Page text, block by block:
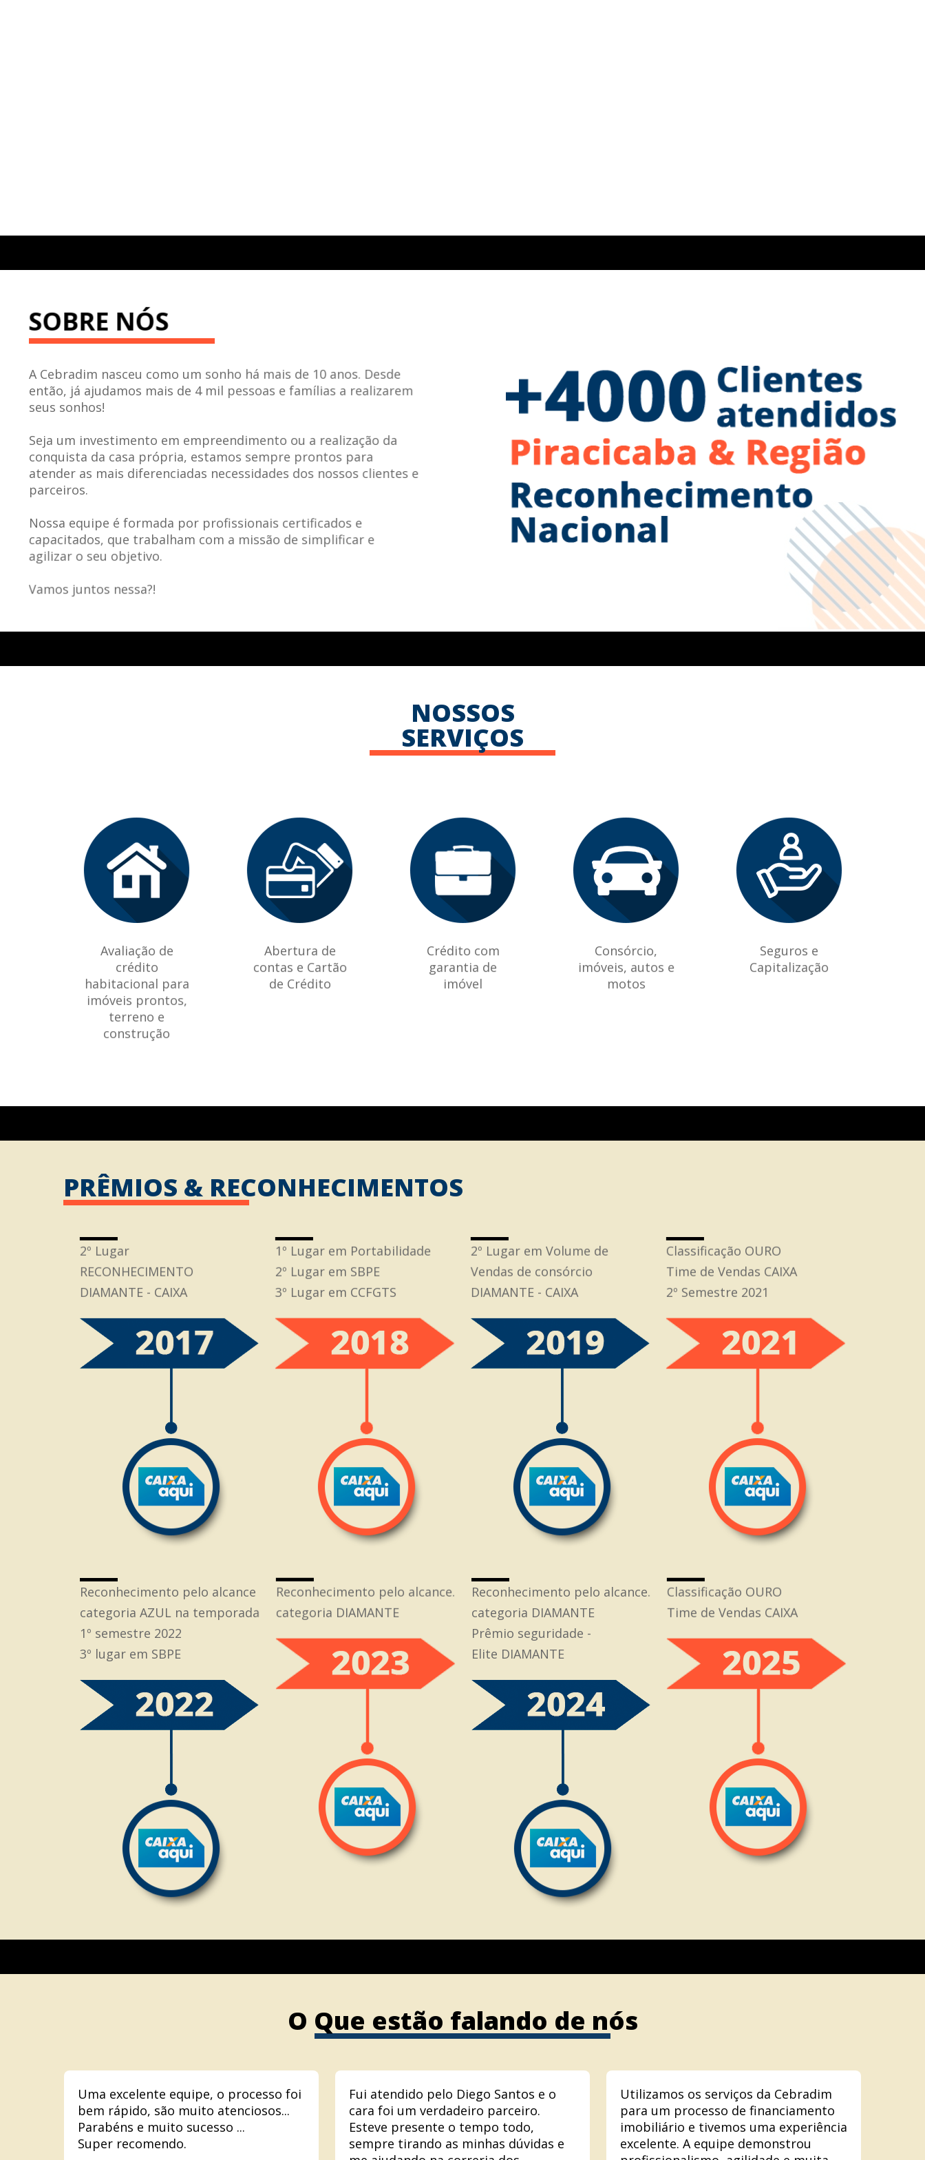
SOBRE NÓS
A Cebradim nasceu como um sonho há mais de 10 anos. Desde
então, já ajudamos mais de 4 mil pessoas e famílias a realizarem
seus sonhos!
Seja um investimento em empreendimento ou a realização da
conquista da casa própria, estamos sempre prontos para
atender as mais diferenciadas necessidades dos nossos clientes e
parceiros.
Nossa equipe é formada por profissionais certificados e
capacitados, que trabalham com a missão de simplificar e
agilizar o seu objetivo.
Vamos juntos nessa?!
NOSSOS
SERVIÇOS
Avaliação de
crédito
habitacional para
imóveis prontos,
terreno e
construção
Abertura de
contas e Cartão
de Crédito
Crédito com
garantia de
imóvel
Consórcio,
imóveis, autos e
motos
Seguros e
Capitalização
PRÊMIOS & RECONHECIMENTOS
2º Lugar
RECONHECIMENTO
DIAMANTE - CAIXA
1º Lugar em Portabilidade
2º Lugar em SBPE
3º Lugar em CCFGTS
2º Lugar em Volume de
Vendas de consórcio
DIAMANTE - CAIXA
Classificação OURO
Time de Vendas CAIXA
2º Semestre 2021
Reconhecimento pelo alcance
categoria AZUL na temporada
1º semestre 2022
3º lugar em SBPE
Reconhecimento pelo alcance.
categoria DIAMANTE
Reconhecimento pelo alcance.
categoria DIAMANTE
Prêmio seguridade -
Elite DIAMANTE
Classificação OURO
Time de Vendas CAIXA
O Que estão falando de nós
Uma excelente equipe, o processo foi
bem rápido, são muito atenciosos...
Parabéns e muito sucesso ...
Super recomendo.
Fui atendido pelo Diego Santos e o
cara foi um verdadeiro parceiro.
Esteve presente o tempo todo,
sempre tirando as minhas dúvidas e
Utilizamos os serviços da Cebradim
para um processo de financiamento
imobiliário e tivemos uma experiência
excelente. A equipe demonstrou